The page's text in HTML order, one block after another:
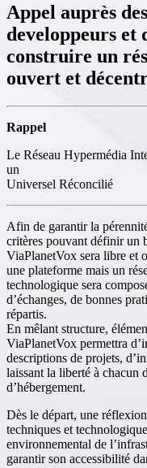
Appel auprès
developpeurs et
construire un
ouvert et
Rappel
Le Réseau Hypermédia
un
Universel Réconcilié
Afin de garantir la
critères pouvant définir un
ViaPlanetVox sera libre et
une plateforme mais un
technologique sera
d’échanges, de bonnes
répartis.
En mêlant structure,
ViaPlanetVox permettra
descriptions de projets,
laissant la liberté à chacun
d’hébergement.
Dès le départ, une
techniques et
environnemental de
garantir son accessibilité